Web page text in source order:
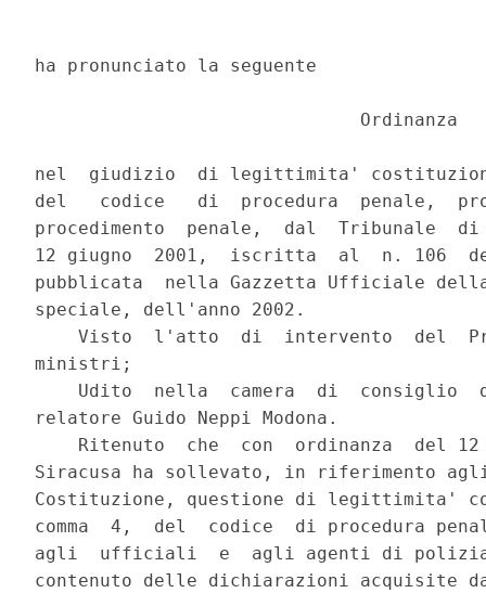
ha pronunciato la seguente
                              Ordinanza
nel  giudizio  di legittimita'
del   codice   di  procedura  penale,
procedimento  penale,  dal  Tribunale  di
12 giugno  2001,  iscritta  al  n. 106
pubblicata  nella Gazzetta Ufficiale
speciale, dell'anno 2002.
Visto  l'atto  di  intervento  del
ministri;
Udito  nella  camera  di  consiglio
relatore Guido Neppi Modona.
Ritenuto  che  con  ordinanza  del
Siracusa ha sollevato, in riferimento
Costituzione, questione di legittimita'
comma  4,  del  codice  di procedura
agli  ufficiali  e  agli agenti di polizia
contenuto delle dichiarazioni acquisite